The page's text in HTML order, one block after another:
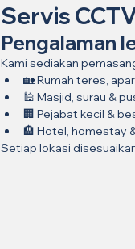
Servis
Pengalaman
Kami sediakan
🏡 Rumah teres,
🕌 Masjid, surau &
🏢 Pejabat kecil &
🏨 Hotel, homestay
Setiap lokasi